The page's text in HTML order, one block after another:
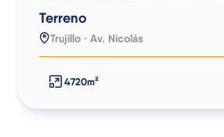
Terreno
Trujillo · Av. Nicolás
4720m²